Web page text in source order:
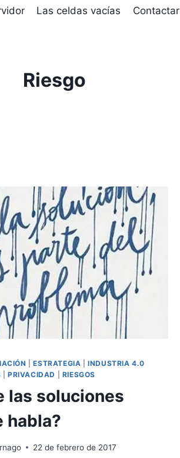
Las celdas vacías Contactar
Riesgo
|ESTRATEGIA |INDUSTRIA 4.0
|PRIVACIDAD RIESGOS
las soluciones
habla?
22 de febrero de 2017